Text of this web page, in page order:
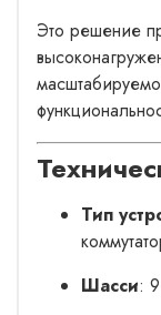
Это решение
Тип
Шасси: